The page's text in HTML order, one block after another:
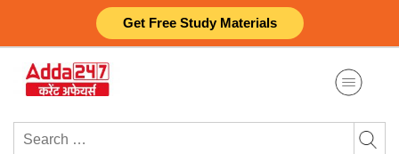
Get Free Study Materials
content
Search